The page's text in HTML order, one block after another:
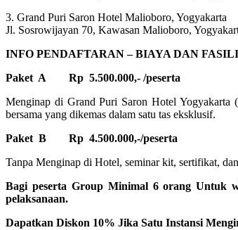
3. Grand Puri Saron Hotel Malioboro, Yogyakarta
Jl. Sosrowijayan 70, Kawasan Malioboro,
INFO PENDAFTARAN – BIAYA DAN
Paket A Rp 5.500.000,- /peserta
Menginap di Grand Puri Saron Hotel Yogyakarta
bersama yang dikemas dalam satu tas eksklusif.
Paket B Rp 4.500.000,-/peserta
Tanpa Menginap di Hotel, seminar kit, sertifikat,
Bagi peserta Group Minimal 6 orang Untuk
pelaksanaan.
Dapatkan Diskon 10% Jika Satu Instansi